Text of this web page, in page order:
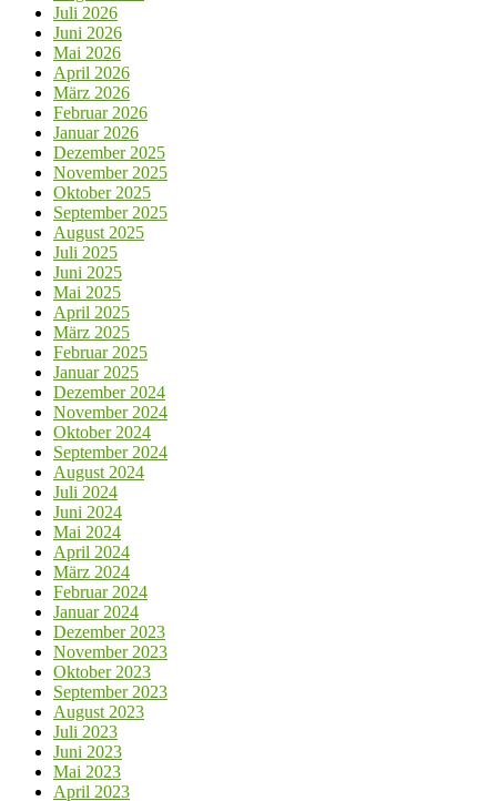
Juli 2026
Juni 2026
Mai 2026
April 2026
März 2026
Februar 2026
Januar 2026
Dezember 2025
November 2025
Oktober 2025
September 2025
August 2025
Juli 2025
Juni 2025
Mai 2025
April 2025
März 2025
Februar 2025
Januar 2025
Dezember 2024
November 2024
Oktober 2024
September 2024
August 2024
Juli 2024
Juni 2024
Mai 2024
April 2024
März 2024
Februar 2024
Januar 2024
Dezember 2023
November 2023
Oktober 2023
September 2023
August 2023
Juli 2023
Juni 2023
Mai 2023
April 2023